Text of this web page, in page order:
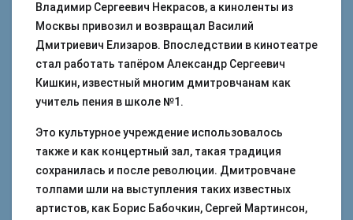
Владимир Сергеевич Некрасов, а киноленты из
Москвы привозил и возвращал Василий
Дмитриевич Елизаров. Впоследствии в кинотеатре
стал работать тапёром Александр Сергеевич
Кишкин, известный многим дмитровчанам как
учитель пения в школе №1.
Это культурное учреждение использовалось
также и как концертный зал, такая традиция
сохранилась и после революции. Дмитровчане
толпами шли на выступления таких известных
артистов, как Борис Бабочкин, Сергей Мартинсон,